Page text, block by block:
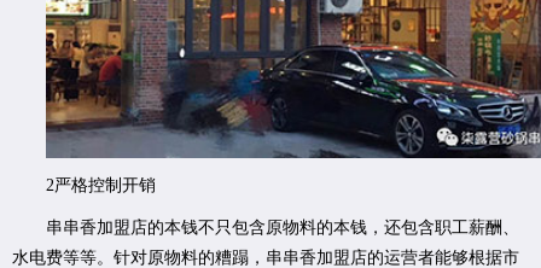
2严格控制开销
串串香加盟店的本钱不只包含原物料的本钱，还包含职工薪酬、
水电费等等。针对原物料的糟蹋，串串香加盟店的运营者能够根据市